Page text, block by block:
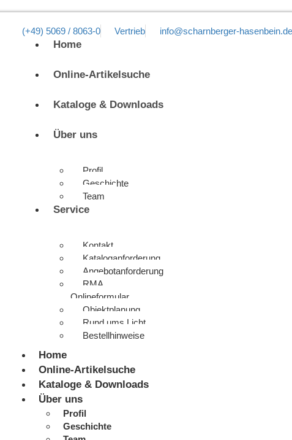
(+49) 5069 / 8063-0 Vertrieb info@scharnberger-hasenbein.de
Home
Online-Artikelsuche
Kataloge & Downloads
Über uns
Profil
Geschichte
Team
Service
Kontakt
Kataloganforderung
Angebotanforderung
RMA
Onlineformular
Objektplanung
Rund ums Licht
Bestellhinweise
Home
Online-Artikelsuche
Kataloge & Downloads
Über uns
Profil
Geschichte